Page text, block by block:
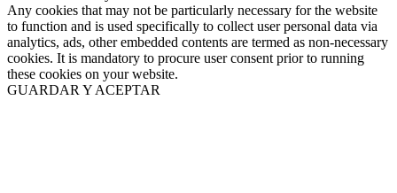
Any cookies that may not be particularly necessary for the website
to function and is used specifically to collect user personal data via
analytics, ads, other embedded contents are termed as non-necessary
cookies. It is mandatory to procure user consent prior to running
these cookies on your website.
GUARDAR Y ACEPTAR